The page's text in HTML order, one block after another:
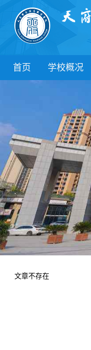
首页 学校概况
学院领导
办学理念
办学特色
校园风貌
文章不存在